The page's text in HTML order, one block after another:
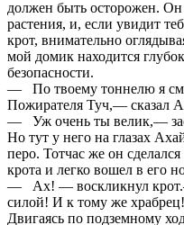
должен быть осторожен. Он
растения, и, если увидит
крот, внимательно
мой домик находится
безопасности.
— По твоему тоннелю я
Пожирателя Туч,— сказал
— Уж очень ты велик,—
Но тут у него на глазах
перо. Тотчас же он
крота и легко вошел в его
— Ах! — воскликнул
силой! И к тому же
Двигаясь по подземному